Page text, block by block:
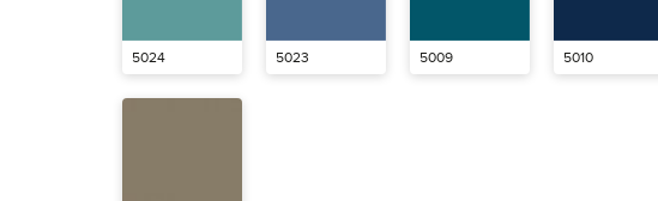
5024 5023 5009 5010